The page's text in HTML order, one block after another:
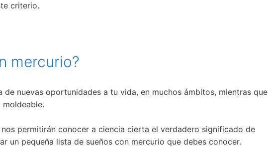
criterio.
mercurio?
nuevas oportunidades a tu vida, en muchos ámbitos, mientras que
moldeable.
permitirán conocer a ciencia cierta el verdadero significado de
un pequeña lista de sueños con mercurio que debes conocer.